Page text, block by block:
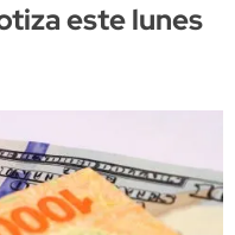
este lunes